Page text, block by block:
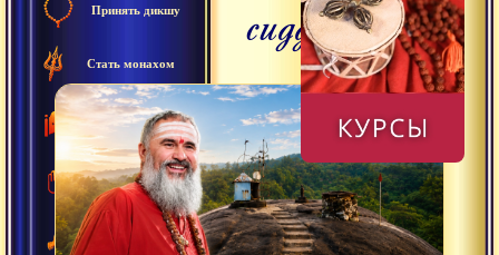
Принять дикшу
Стать монахом
Получить
консультацию
монаха
Приехать в Ашрам
Заказать ритуалы и
богослужения
сиддхов